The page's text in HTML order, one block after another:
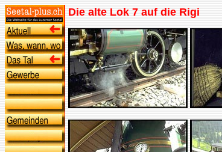
Die alte Lok 7 auf die Rigi